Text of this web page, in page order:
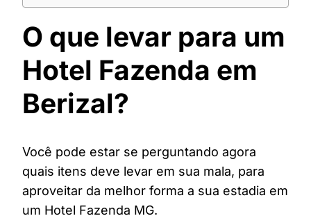
O que levar para um
Hotel Fazenda em
Berizal?
Você pode estar se perguntando agora
quais itens deve levar em sua mala, para
aproveitar da melhor forma a sua estadia em
um Hotel Fazenda MG.